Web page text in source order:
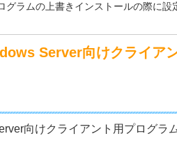
グラムの上書きインストールの際に設
Server向けクライア
向けクライアント用プログラ